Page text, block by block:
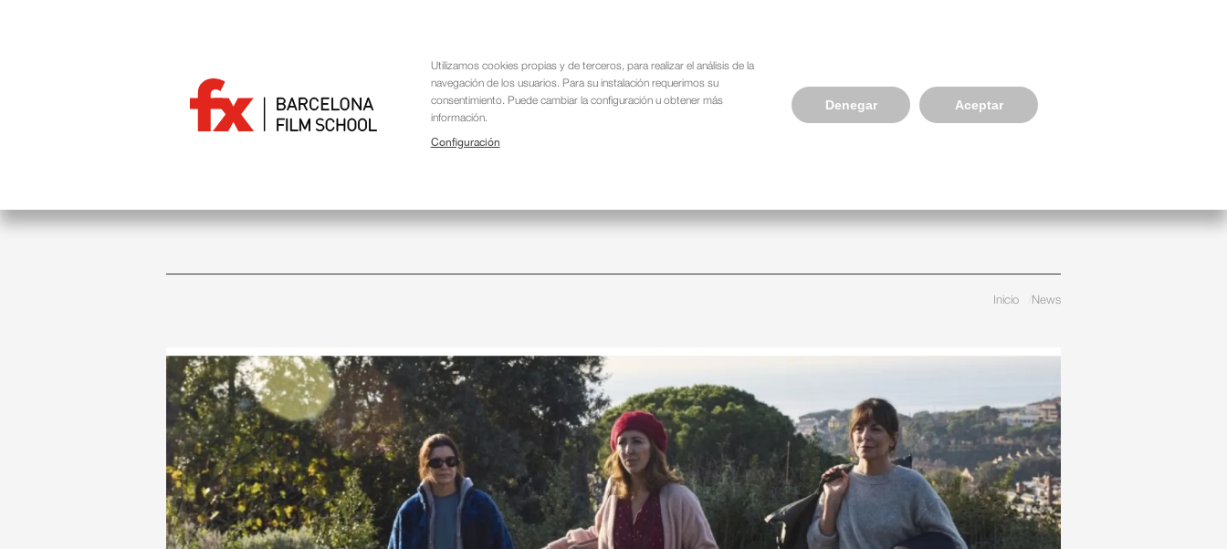
Utilizamos cookies propias y de terceros, para realizar el análisis de la
navegación de los usuarios. Para su instalación requerimos su
consentimiento. Puede cambiar la configuración u obtener más
información.
Configuración
Denegar Aceptar
Navegación
principal
FORMACIONS WE ARE DIFFERENT SHOWCASE SERVEIS A EMPRESES NEWS, EVENTS & BLOG
Inicio News